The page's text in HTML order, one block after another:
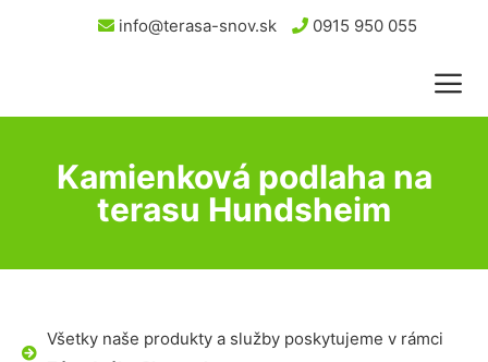
info@terasa-snov.sk 0915 950 055
Kamienková podlaha na
terasu Hundsheim
Všetky naše produkty a služby poskytujeme v rámci